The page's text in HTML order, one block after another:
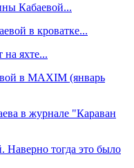
Кабаевой...
в кроватке...
на яхте...
в MAXIM (январь
в журнале "Караван
Наверно тогда это было